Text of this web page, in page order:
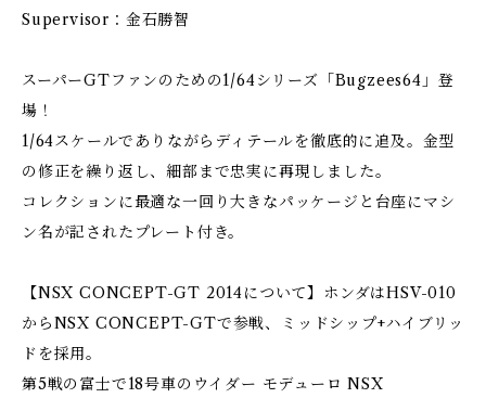
Supervisor：金石勝智
スーパーGTファンのための1/64シリーズ「Bugzees64」登
場！
1/64スケールでありながらディテールを徹底的に追及。金型
の修正を繰り返し、細部まで忠実に再現しました。
コレクションに最適な一回り大きなパッケージと台座にマシ
ン名が記されたプレート付き。
【NSX CONCEPT-GT 2014について】ホンダはHSV-010
からNSX CONCEPT-GTで参戦、ミッドシップ+ハイブリッ
ドを採用。
第5戦の富士で18号車のウイダー モデューロ NSX